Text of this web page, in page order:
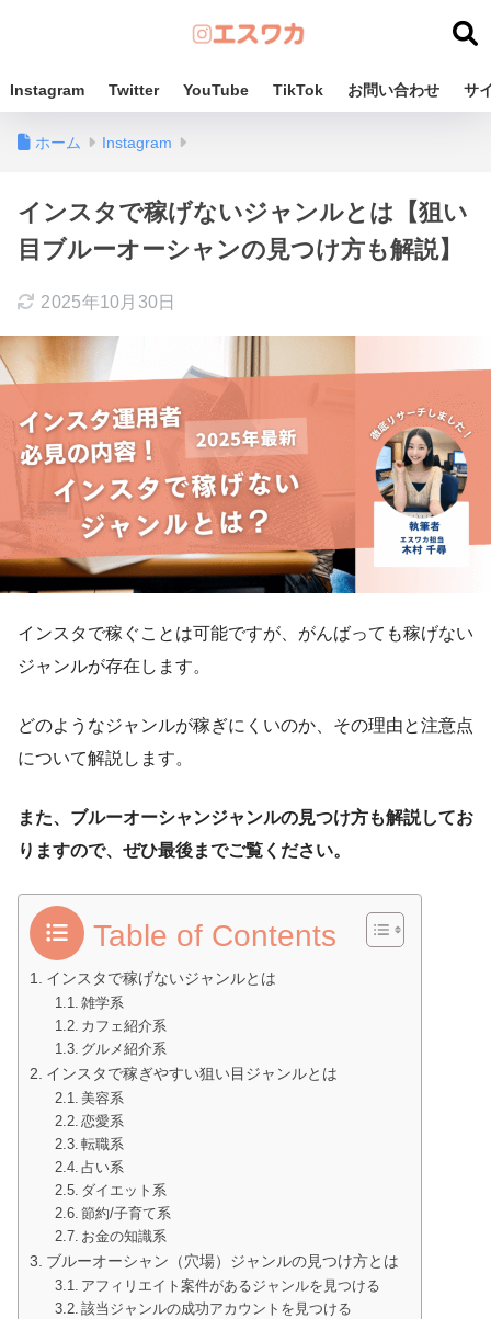
Instagram Twitter YouTube TikTok お問い合わせ サ
ホーム Instagram
インスタで稼げないジャンルとは【狙い
目ブルーオーシャンの見つけ方も解説】
2025年10月30日
インスタで稼ぐことは可能ですが、がんばっても稼げない
ジャンルが存在します。
どのようなジャンルが稼ぎにくいのか、その理由と注意点
について解説します。
また、ブルーオーシャンジャンルの見つけ方も解説してお
りますので、ぜひ最後までご覧ください。
Table of Contents
インスタで稼げないジャンルとは
雑学系
カフェ紹介系
グルメ紹介系
インスタで稼ぎやすい狙い目ジャンルとは
美容系
恋愛系
転職系
占い系
ダイエット系
節約/子育て系
お金の知識系
ブルーオーシャン（穴場）ジャンルの見つけ方とは
アフィリエイト案件があるジャンルを見つける
該当ジャンルの成功アカウントを見つける